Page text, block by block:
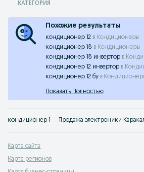
КАТЕГОРИЯ
Похожие результаты
кондиционер 12 в Кондиционеры
кондиционер 18 в Кондиционеры
кондиционер 18 инвертор в
кондиционер 12 инвертор в
кондиционер 12 бу в
Показать Полностью
Карта сайта
Карта регионов